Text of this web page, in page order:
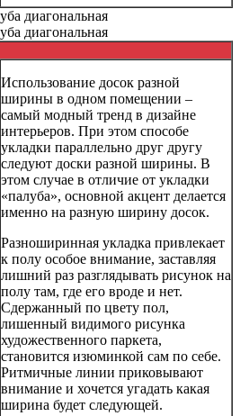
Использование досок разной
ширины в одном помещении –
самый модный тренд в дизайне
интерьеров. При этом способе
укладки параллельно друг другу
следуют доски разной ширины. В
этом случае в отличие от укладки
«палуба», основной акцент делается
именно на разную ширину досок.
Разноширинная укладка привлекает
к полу особое внимание, заставляя
лишний раз разглядывать рисунок на
полу там, где его вроде и нет.
Сдержанный по цвету пол,
лишенный видимого рисунка
художественного паркета,
становится изюминкой сам по себе.
Ритмичные линии приковывают
внимание и хочется угадать какая
ширина будет следующей.